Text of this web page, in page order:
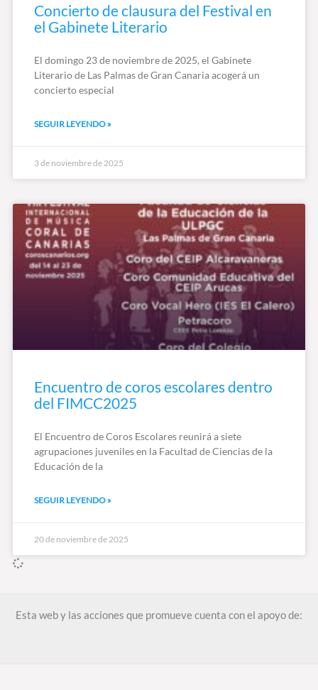
Concierto de clausura del Festival en
el Gabinete Literario
El domingo 23 de noviembre de 2025, el Gabinete
Literario de Las Palmas de Gran Canaria acogerá un
concierto especial
SEGUIR LEYENDO »
3 de noviembre de 2025
Encuentro de coros escolares dentro
del FIMCC2025
El Encuentro de Coros Escolares reunirá a siete
agrupaciones juveniles en la Facultad de Ciencias de la
Educación de la
SEGUIR LEYENDO »
20 de noviembre de 2025
Esta web y las acciones que promueve cuenta con el apoyo de: